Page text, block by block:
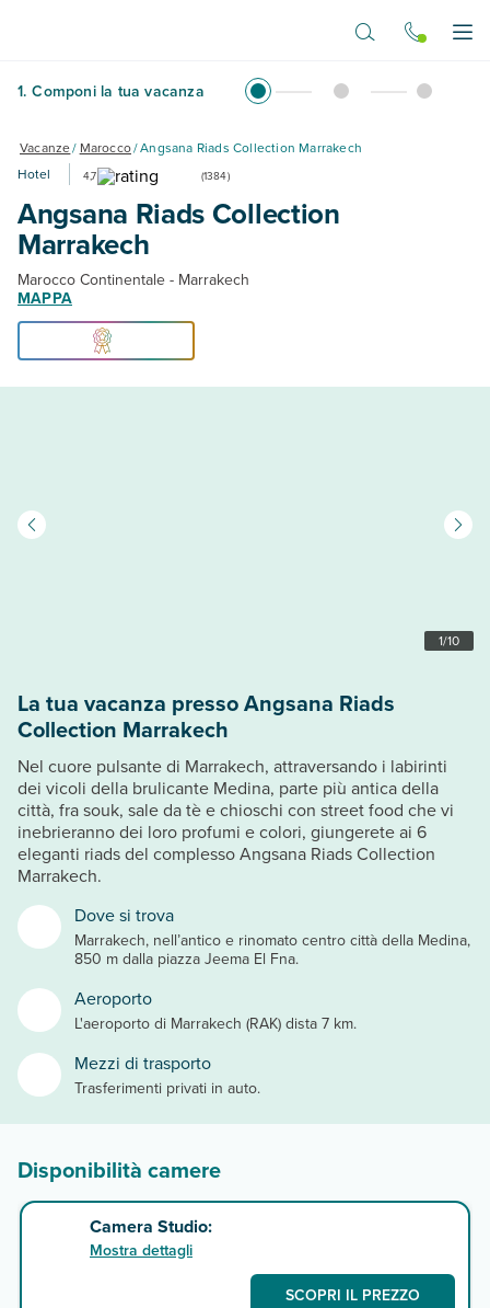
1. Componi la tua vacanza
Vacanze/ Marocco/Angsana Riads Collection Marrakech
Hotel
4,7 (1384)
Angsana Riads Collection
Marrakech
Marocco Continentale - Marrakech
MAPPA
1/10
Dove si trova
Marrakech, nell’antico e rinomato centro città della Medina,
850 m dalla piazza Jeema El Fna.
Aeroporto
L'aeroporto di Marrakech (RAK) dista 7 km.
Mezzi di trasporto
Trasferimenti privati in auto.
La tua vacanza presso Angsana Riads
Collection Marrakech
Nel cuore pulsante di Marrakech, attraversando i labirinti
dei vicoli della brulicante Medina, parte più antica della
città, fra souk, sale da tè e chioschi con street food che vi
inebrieranno dei loro profumi e colori, giungerete ai 6
eleganti riads del complesso Angsana Riads Collection
Marrakech.
Disponibilità camere
Camera Studio:
Mostra dettagli
SCOPRI IL PREZZO